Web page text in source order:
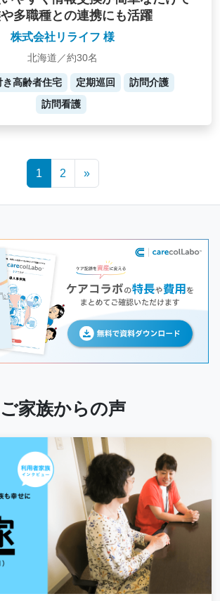
多職種との連携にも活躍
株式会社リライフ 様
北海道／約30名
き高齢者住宅 定期巡回
訪問介護
訪問看護
1 2 »
ご家族からの声